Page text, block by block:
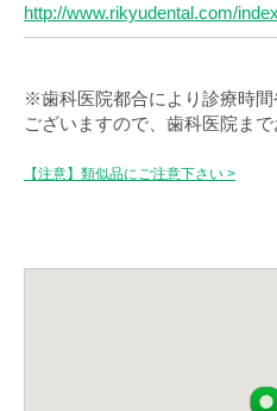
http://www.rikyudental.com/
※歯科医院都合により診療時
ございますので、歯科医院まで
【注意】類似品にご注意下さい >